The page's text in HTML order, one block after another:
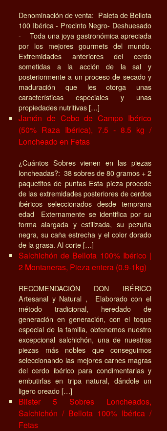
Denominación de venta: Paleta de Bellota
100 Ibérica - Precinto Negro- Deshuesado
- Toda una joya gastronómica apreciada
por los mejores gourmets del mundo.
Extremidades anteriores del cerdo
sometidas a la acción de la sal y
posteriormente a un proceso de secado y
maduración que les otorga unas
características especiales y unas
propiedades nutritivas […]
Jamón de Cebo de Campo Ibérico
(50% Raza Ibérica), 7.5 - 8.5 kg /
Loncheado en Fetas
¿Cuántos Sobres vienen en las piezas
loncheadas?: 38 sobres de 80 gramos + 2
paquetitos de puntas Esta pieza procede
de las extremidades posteriores de cerdos
ibéricos seleccionados desde temprana
edad Externamente se identifica por su
forma alargada y estilizada, su pezuña
negra, su caña estrecha y el color dorado
de la grasa. Al corte […]
Salchichón de Bellota 100% Ibérico |
2 Montaneras, Pieza entera (0.9-1kg)
RECOMENDACIÓN DON IBÉRICO
Artesanal y Natural , Elaborado con el
método tradicional, heredado de
generación en generación, con el toque
especial de la familia, obtenemos nuestro
excepcional salchichón, una de nuestras
piezas más nobles que conseguimos
seleccionando las mejores carnes magras
del cerdo ibérico para condimentarlas y
embutirlas en tripa natural, dándole un
ligero oreado […]
Blister 5 Sobres Loncheados,
Salchichón / Bellota 100% Ibérica /
Fetas